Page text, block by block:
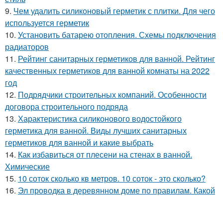
9. Чем удалить силиконовый герметик с плитки. Для чего
используется герметик
10. Установить батарею отопления. Схемы подключения
радиаторов
11. Рейтинг санитарных герметиков для ванной. Рейтинг
качественных герметиков для ванной комнаты на 2022
год
12. Подрядчики строительных компаний. Особенности
договора строительного подряда
13. Характеристика силиконового водостойкого
герметика для ванной. Виды лучших санитарных
герметиков для ванной и какие выбрать
14. Как избавиться от плесени на стенах в ванной.
Химические
15. 10 соток сколько кв метров. 10 соток - это сколько?
16. Эл проводка в деревянном доме по правилам. Какой